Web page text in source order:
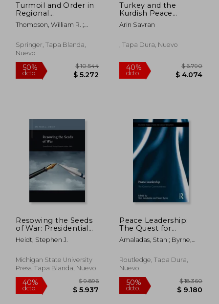
40%
dcto. $ 1.271
50%
dcto. $
Turmoil and Order in
Regional
International Politics
(en Inglés)
Thompson, William R. ;
Springer, Tapa Blanda,
Nuevo
Turkey and the
Kurdish Peace
Process: Actors,
Issues, and Context
Arin Savran
, Tapa Dura, Nuevo
Resowing the Seeds
of War: Presidential
Peace Rhetoric Since
1945 (en Inglés)
Heidt, Stephen J.
Michigan State University
Press, Tapa Blanda, Nuevo
Peace Leadership:
The Quest for
Connectedness (en
Inglés)
Amaladas, Stan ; Byrne,
Routledge, Tapa Dura,
Nuevo